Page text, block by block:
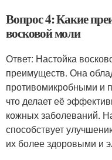
Вопрос 4: Какие
восковой моли
Ответ: Настойка
преимуществ. Она
противомикробными и
что делает её
кожных заболеваний.
способствует
их более здоровыми и